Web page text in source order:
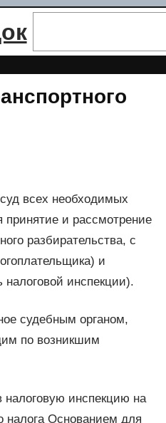
всех необходимых
принятие и рассмотрение
разбирательства, с
и
налоговой инспекции).
судебным органом,
по возникшим
налоговую инспекцию на
налога Основанием для